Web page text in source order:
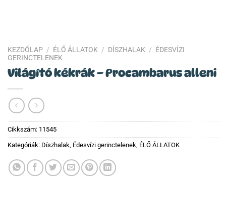
KEZDŐLAP / ÉLŐ ÁLLATOK / DÍSZHALAK / ÉDESVÍZI
GERINCTELENEK
Világító kékrák – Procambarus alleni
Cikkszám: 11545
Kategóriák: Díszhalak, Édesvízi gerinctelenek, ÉLŐ ÁLLATOK